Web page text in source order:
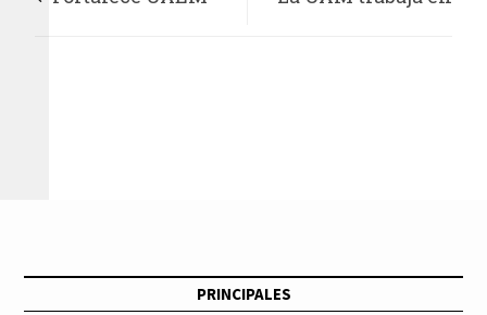
PRINCIPALES